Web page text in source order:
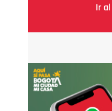
Ir